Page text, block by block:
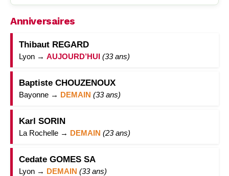
Anniversaires
Thibaut REGARD
Lyon → AUJOURD’HUI (33 ans)
Baptiste CHOUZENOUX
Bayonne → DEMAIN (33 ans)
Karl SORIN
La Rochelle → DEMAIN (23 ans)
Cedate GOMES SA
Lyon → DEMAIN (33 ans)